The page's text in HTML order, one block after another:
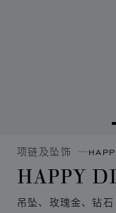
项链及坠饰
HAPPY
吊坠、玫瑰金、钻石